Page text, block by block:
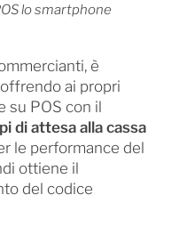
lo smartphone
è
ai propri
su POS con il
di attesa alla cassa
le performance del
ottiene il
del codice